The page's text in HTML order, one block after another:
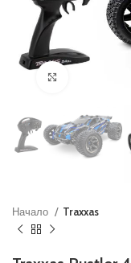
Начало Traxxas